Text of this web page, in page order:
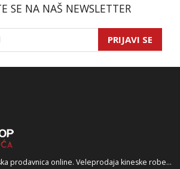
SE NA NAŠ NEWSLETTER
PRIJAVI SE
prodavnica online. Veleprodaja kineske robe...